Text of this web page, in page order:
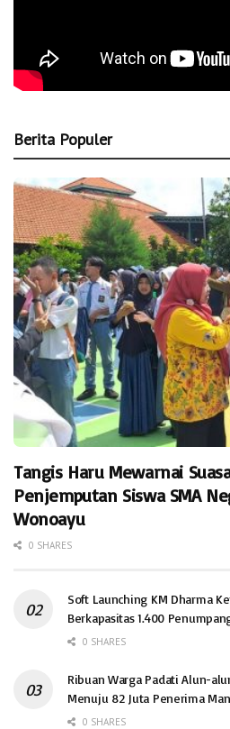
Berita Populer
Tangis Haru Mewarnai
Penjemputan Siswa SMA
Wonoayu
0 SHARES
Soft Launching KM Dharma
Berkapasitas 1.400
0 SHARES
Ribuan Warga Padati Alun-
Menuju 82 Juta Penerima
0 SHARES